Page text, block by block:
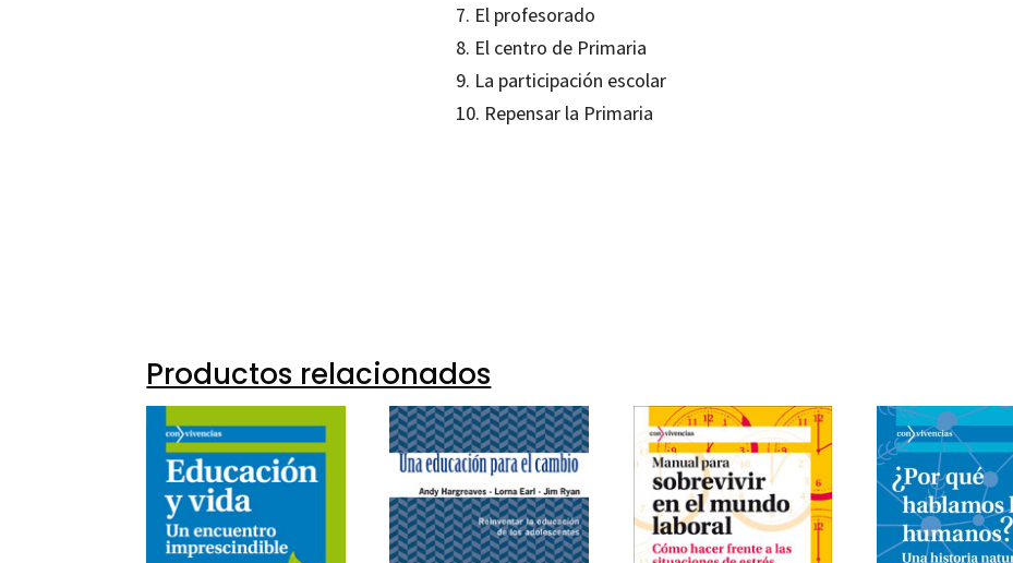
7. El profesorado
8. El centro de Primaria
9. La participación escolar
10. Repensar la Primaria
Productos relacionados